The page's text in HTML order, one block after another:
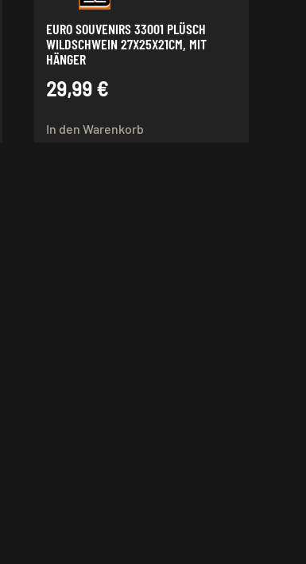
EURO SOUVENIRS 33001 PLÜSCH
WILDSCHWEIN 27X25X21CM, MIT
HÄNGER
29,99 €
In den Warenkorb